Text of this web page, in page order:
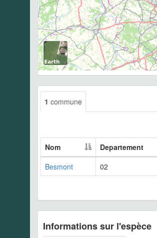
1 commune
Nom Departement
Besmont
02
Informations sur l'espèce